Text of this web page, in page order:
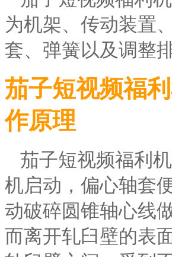
为机架、传动装置
套、弹簧以及调整
茄子短视频福
作原理
茄子短视频福利
机启动，偏心轴套
动破碎圆锥轴心线
而离开轧臼壁的表